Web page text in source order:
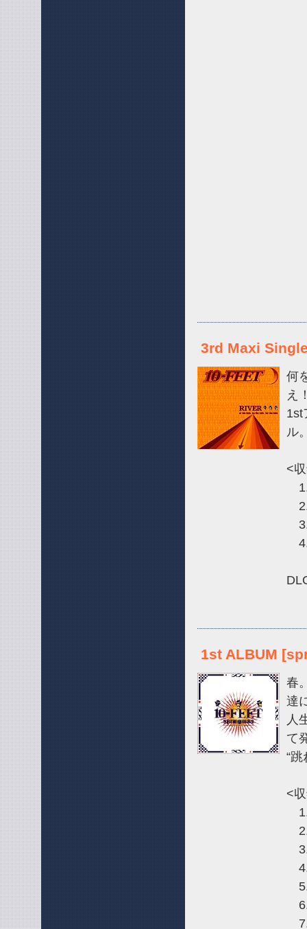
3rd Maxi
何
え
1st
ル
<
2.
4.
1st ALBUM
春
達
人
て
“
<
3.
4.